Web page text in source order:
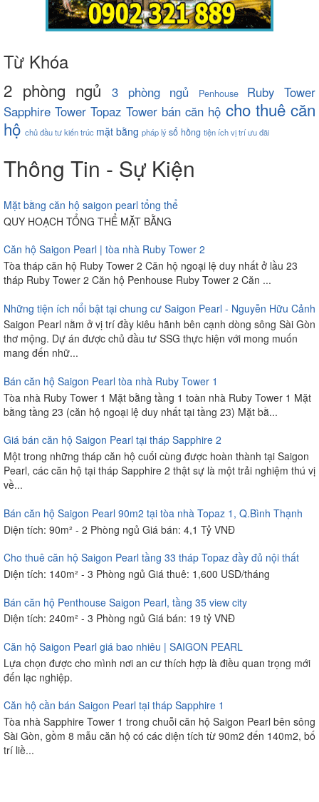
Từ Khóa
2 phòng ngủ 3 phòng ngủ Penhouse
Ruby Tower
Sapphire Tower Topaz Tower bán căn hộ cho thuê căn
hộ chủ đầu tưkiến trúc mặt bằng pháp lýsổ hồng tiện íchvị tríưu đãi
Thông Tin - Sự Kiện
Mặt bằng căn hộ saigon pearl tổng thể
QUY HOẠCH TỔNG THỂ MẶT BẰNG
Căn hộ Saigon Pearl | tòa nhà Ruby Tower 2
Tòa tháp căn hộ Ruby Tower 2 Căn hộ ngoại lệ duy nhất ở lầu 23
tháp Ruby Tower 2 Căn hộ Penhouse Ruby Tower 2 Căn ...
Những tiện ích nổi bật tại chung cư Saigon Pearl - Nguyễn Hữu Cảnh
Saigon Pearl nằm ở vị trí đầy kiêu hãnh bên cạnh dòng sông Sài Gòn
thơ mộng. Dự án được chủ đầu tư SSG thực hiện với mong muốn
mang đến nhữ...
Bán căn hộ Saigon Pearl tòa nhà Ruby Tower 1
Tòa nhà Ruby Tower 1 Mặt bằng tầng 1 toàn nhà Ruby Tower 1 Mặt
bằng tầng 23 (căn hộ ngoại lệ duy nhất tại tầng 23) Mặt bằ...
Giá bán căn hộ Saigon Pearl tại tháp Sapphire 2
Một trong những tháp căn hộ cuối cùng được hoàn thành tại Saigon
Pearl, các căn hộ tại tháp Sapphire 2 thật sự là một trải nghiệm thú vị
về...
Bán căn hộ Saigon Pearl 90m2 tại tòa nhà Topaz 1, Q.Bình Thạnh
Diện tích: 90m² - 2 Phòng ngủ Giá bán: 4,1 Tỷ VNĐ
Cho thuê căn hộ Saigon Pearl tầng 33 tháp Topaz đầy đủ nội thất
Diện tích: 140m² - 3 Phòng ngủ Giá thuê: 1,600 USD/tháng
Bán căn hộ Penthouse Saigon Pearl, tầng 35 view city
Diện tích: 240m² - 3 Phòng ngủ Giá bán: 19 tỷ VNĐ
Căn hộ Saigon Pearl giá bao nhiêu | SAIGON PEARL
Lựa chọn được cho mình nơi an cư thích hợp là điều quan trọng mới
đến lạc nghiệp.
Căn hộ cần bán Saigon Pearl tại tháp Sapphire 1
Tòa nhà Sapphire Tower 1 trong chuỗi căn hộ Saigon Pearl bên sông
Sài Gòn, gồm 8 mẫu căn hộ có các diện tích từ 90m2 đến 140m2, bố
trí liề...